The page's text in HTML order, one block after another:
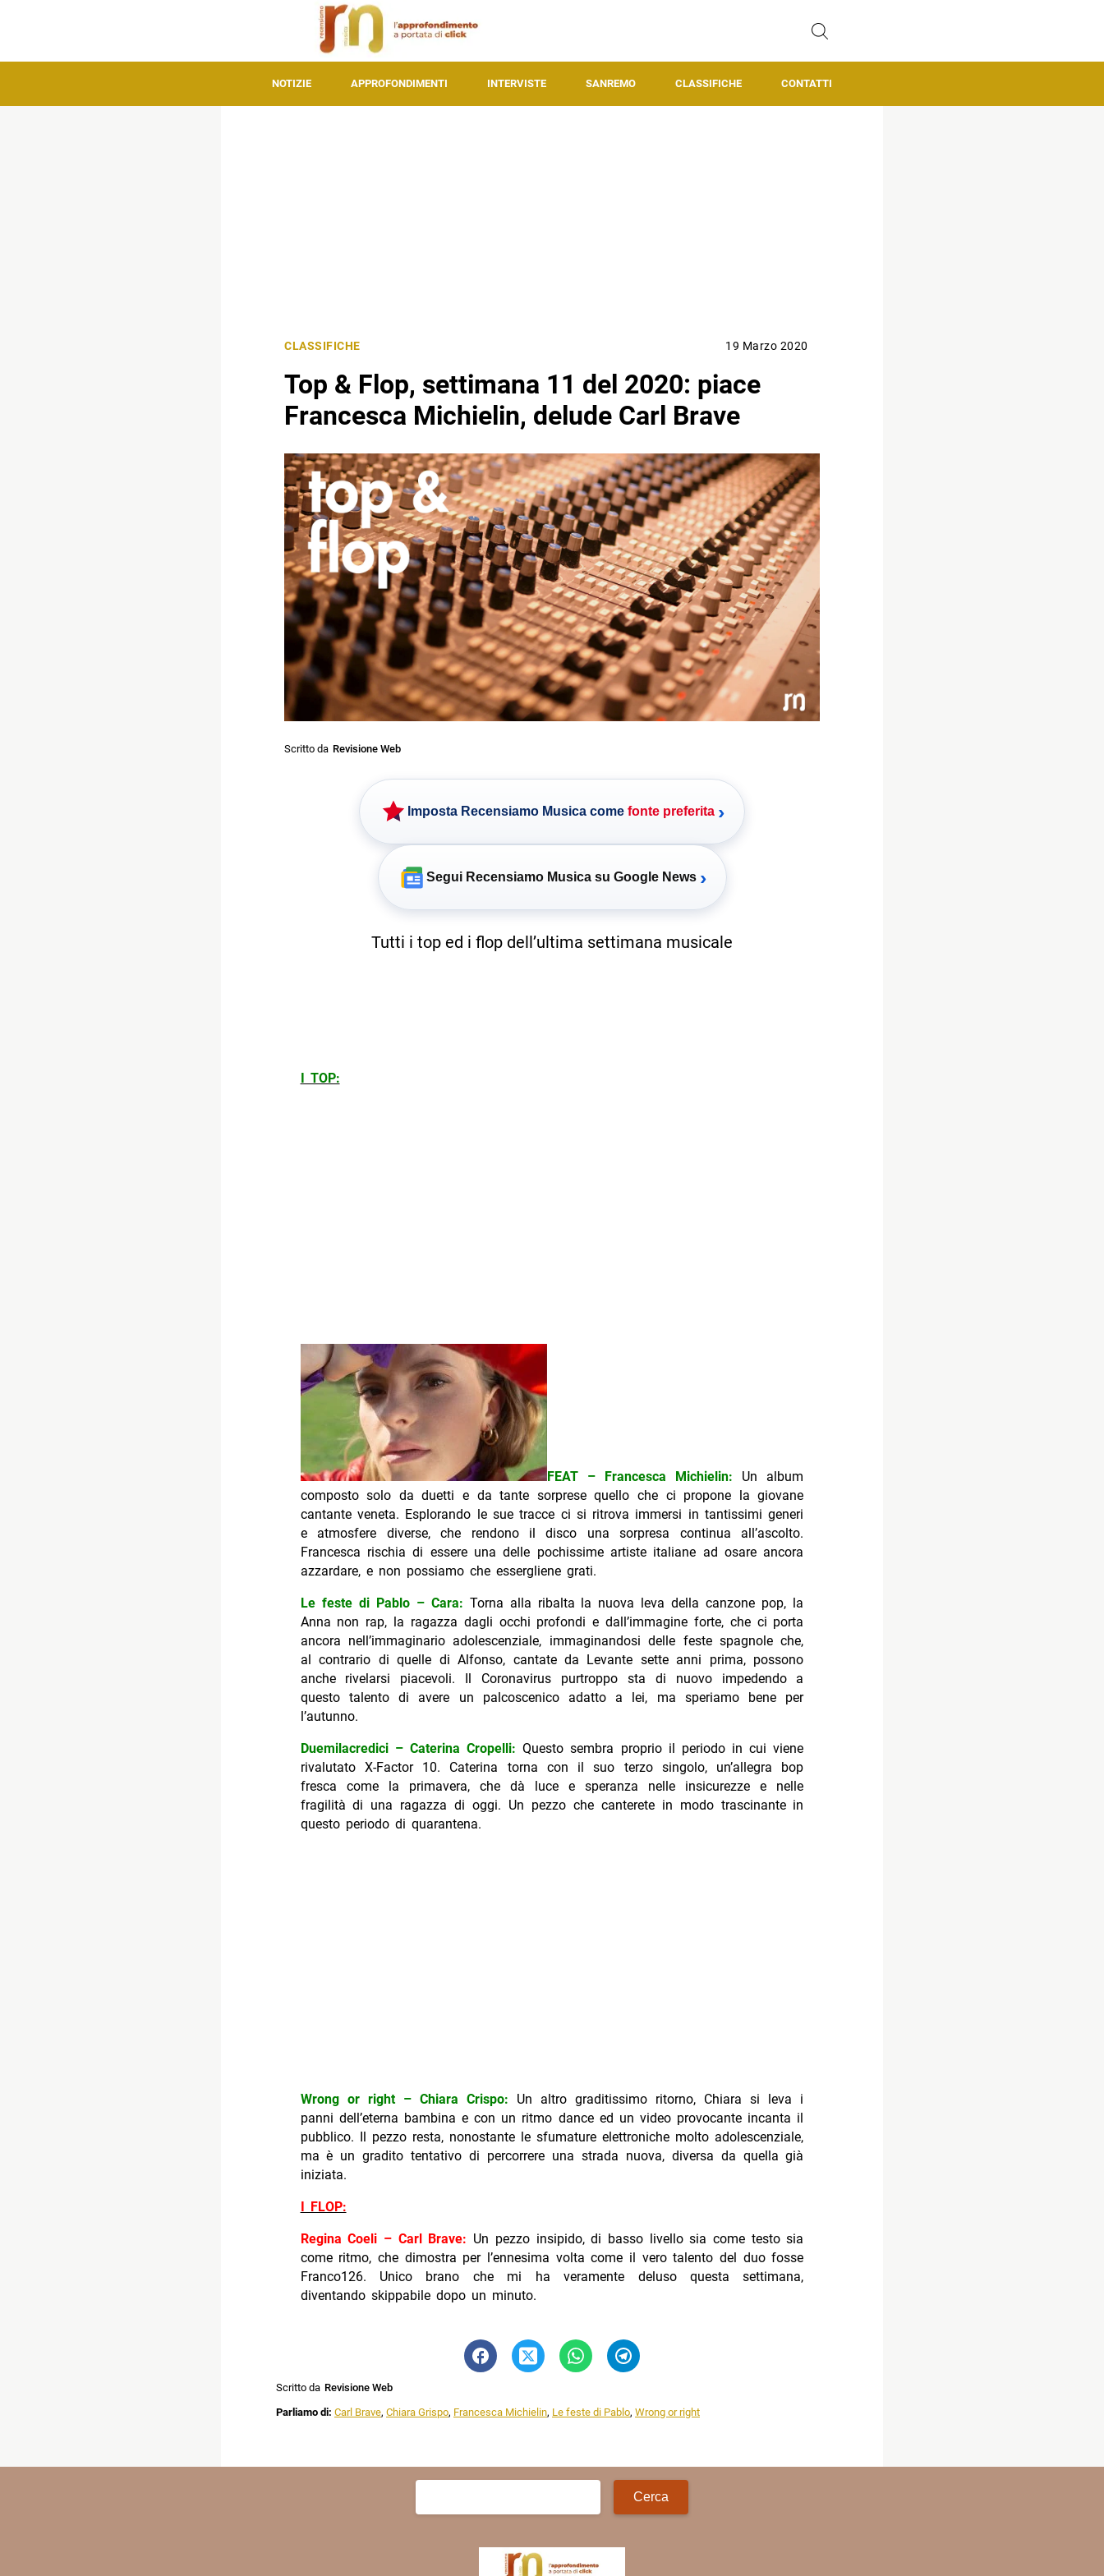
NOTIZIE APPROFONDIMENTI INTERVISTE SANREMO CLASSIFICHE CONTATTI
CLASSIFICHE 19 Marzo 2020
Top & Flop, settimana 11 del 2020: piace
Francesca Michielin, delude Carl Brave
Scritto da Revisione Web
Imposta Recensiamo Musica come fonte preferita ›
Segui Recensiamo Musica su Google News ›
Tutti i top ed i flop dell’ultima settimana musicale
I TOP:
FEAT – Francesca Michielin:
Un album
composto solo da duetti e da tante sorprese quello che ci propone la giovane
cantante veneta. Esplorando le sue tracce ci si ritrova immersi in tantissimi generi
e atmosfere diverse, che rendono il disco una sorpresa continua all’ascolto.
Francesca rischia di essere una delle pochissime artiste italiane ad osare ancora
azzardare, e non possiamo che essergliene grati.
Le feste di Pablo – Cara: Torna alla ribalta la nuova leva della canzone pop, la
Anna non rap, la ragazza dagli occhi profondi e dall’immagine forte, che ci porta
ancora nell’immaginario adolescenziale, immaginandosi delle feste spagnole che,
al contrario di quelle di Alfonso, cantate da Levante sette anni prima, possono
anche rivelarsi piacevoli. Il Coronavirus purtroppo sta di nuovo impedendo a
questo talento di avere un palcoscenico adatto a lei, ma speriamo bene per
l’autunno.
Duemilacredici – Caterina Cropelli: Questo sembra proprio il periodo in cui viene
rivalutato X-Factor 10. Caterina torna con il suo terzo singolo, un’allegra bop
fresca come la primavera, che dà luce e speranza nelle insicurezze e nelle
fragilità di una ragazza di oggi. Un pezzo che canterete in modo trascinante in
questo periodo di quarantena.
Wrong or right – Chiara Crispo:
Un altro graditissimo ritorno, Chiara si leva i
panni dell’eterna bambina e con un ritmo dance ed un video provocante incanta il
pubblico. Il pezzo resta, nonostante le sfumature elettroniche molto adolescenziale,
ma è un gradito tentativo di percorrere una strada nuova, diversa da quella già
iniziata.
I FLOP:
Regina Coeli – Carl Brave: Un pezzo insipido, di basso livello sia come testo sia
come ritmo, che dimostra per l’ennesima volta come il vero talento del duo fosse
Franco126. Unico brano che mi ha veramente deluso questa settimana,
diventando skippabile dopo un minuto.
Scritto da Revisione Web
Parliamo di: Carl Brave, Chiara Grispo, Francesca Michielin, Le feste di Pablo, Wrong or right
Ricerca